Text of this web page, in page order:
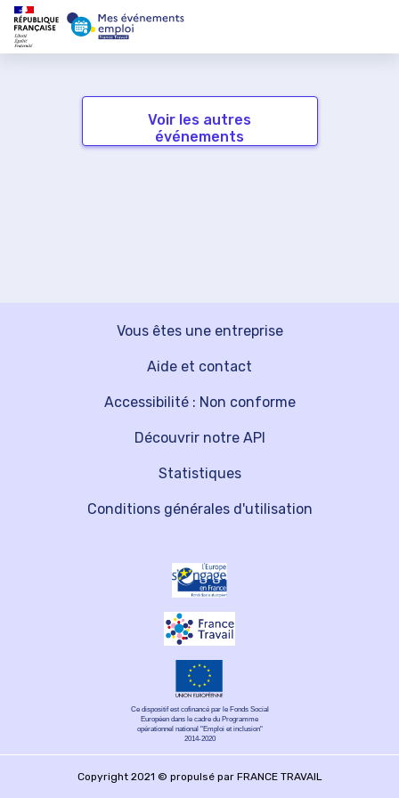
Voir les autres
événements
Vous êtes une entreprise
Découvrir notre API
Aide et contact
Statistiques
Accessibilité : Non conforme
Conditions générales d'utilisation
Ce dispositif est cofinancé par le Fonds Social
Européen dans le cadre du Programme
opérationnel national "Emploi et inclusion"
2014-2020
Copyright 2021 © propulsé par FRANCE TRAVAIL